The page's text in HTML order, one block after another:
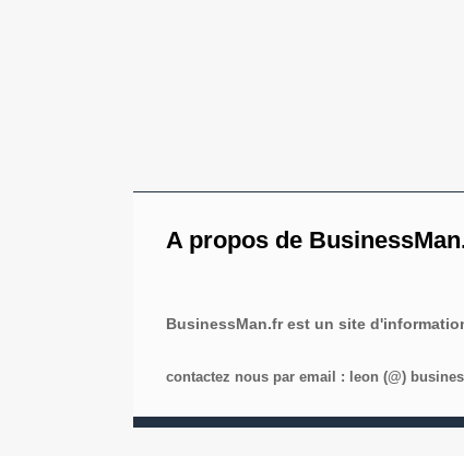
A propos de
BusinessMan.fr est un site
contactez nous par email : leon (@)